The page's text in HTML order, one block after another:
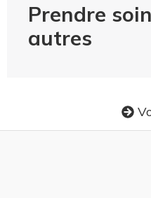
Prendre
autres